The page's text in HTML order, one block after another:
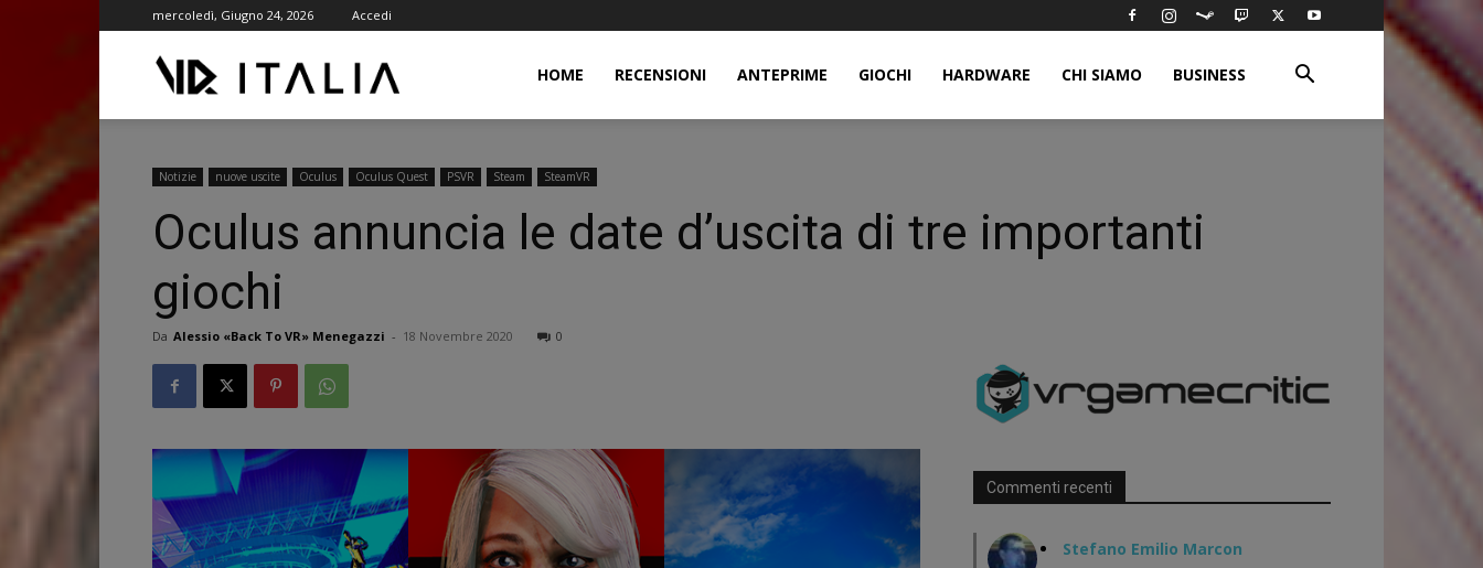
mercoledì, Giugno 24, 2026 Accedi
HOME RECENSIONI ANTEPRIME GIOCHI HARDWARE CHI SIAMO BUSINESS
Notizie nuove uscite Oculus Oculus Quest PSVR Steam SteamVR
Oculus annuncia le date d’uscita di tre importanti
giochi
Da Alessio «Back To VR» Menegazzi - 18 Novembre 2020 0
Commenti recenti
Stefano Emilio Marcon